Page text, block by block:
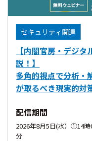
セキュリティ関連
【内閣官房・デジ
説！】
多角的視点で分析・
が取るべき現実的対
配信期間
2026年8月5日(水）①14
分